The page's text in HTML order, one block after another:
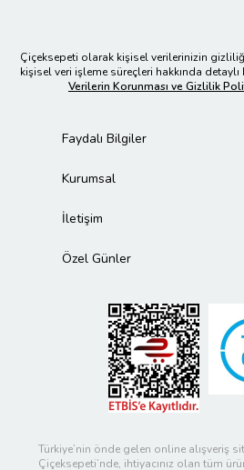
Çiçeksepeti olarak kişisel verilerinizin
kişisel veri işleme süreçleri hakkında
Verilerin Korunması ve Gizlilik
Faydalı Bilgiler
Kurumsal
İletişim
Özel Günler
Türkiye’nin önde gelen online alışveriş
Çiçeksepeti’nde, ihtiyacınız olan tüm